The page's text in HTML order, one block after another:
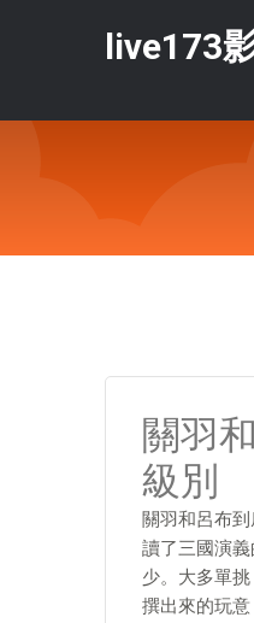
live173
關羽
級別
關羽和呂布
讀了三國演
少。大多單
撰出來的玩